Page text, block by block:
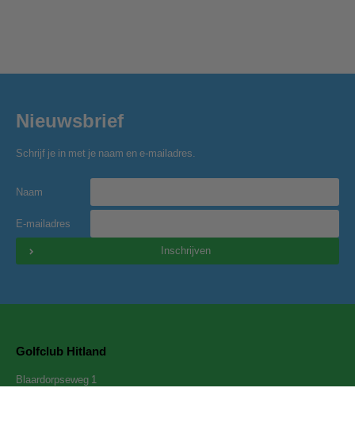
Nieuwsbrief
Schrijf je in met je naam en e-mailadres.
Naam
E-mailadres
Inschrijven
Golfclub Hitland
Blaardorpseweg 1